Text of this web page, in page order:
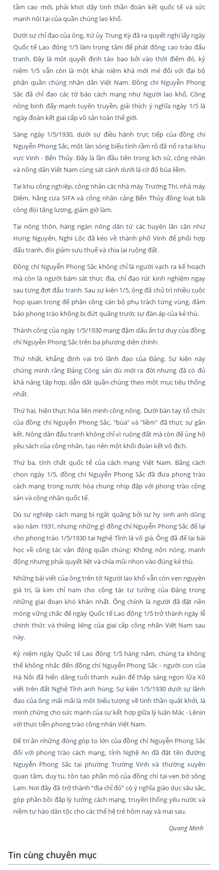
tầm cao mới, phải khơi dậy tinh thần đoàn kết quốc tế và sức
mạnh nội tại của quần chúng lao khổ.
Dưới sự chỉ đạo của ông, Xứ ủy Trung Kỳ đã ra quyết nghị lấy ngày
Quốc tế Lao động 1/5 làm trọng tâm để phát động cao trào đấu
tranh. Đây là một quyết định táo bạo bởi vào thời điểm đó, kỷ
niệm 1/5 vẫn còn là một khái niệm khá mới mẻ đối với đại bộ
phận quần chúng nhân dân Việt Nam. Đồng chí Nguyễn Phong
Sắc đã chỉ đạo các tờ báo cách mạng như Người lao khổ, Công
nông binh đẩy mạnh tuyên truyền, giải thích ý nghĩa ngày 1/5 là
ngày đoàn kết giai cấp vô sản toàn thế giới.
Sáng ngày 1/5/1930, dưới sự điều hành trực tiếp của đồng chí
Nguyễn Phong Sắc, một làn sóng biểu tình rầm rộ đã nổ ra tại khu
vực Vinh - Bến Thủy. Đây là lần đầu tiên trong lịch sử, công nhân
và nông dân Việt Nam cùng sát cánh dưới lá cờ đỏ búa liềm.
Tại khu công nghiệp, công nhân các nhà máy Trường Thi, nhà máy
Diêm, hãng cưa SIFA và công nhân cảng Bến Thủy đồng loạt bãi
công đòi tăng lương, giảm giờ làm.
Tại nông thôn, hàng ngàn nông dân từ các huyện lân cận như
Hưng Nguyên, Nghi Lộc đã kéo về thành phố Vinh để phối hợp
đấu tranh, đòi giảm sưu thuế và chia lại ruộng đất.
Đồng chí Nguyễn Phong Sắc không chỉ là người vạch ra kế hoạch
mà còn là người bám sát thực địa, chỉ đạo rút kinh nghiệm ngay
sau từng đợt đấu tranh. Sau sự kiện 1/5, ông đã chủ trì nhiều cuộc
họp quan trọng để phân công cán bộ phụ trách từng vùng, đảm
bảo phong trào không bị đứt quãng trước sự đàn áp của kẻ thù.
Thành công của ngày 1/5/1930 mang đậm dấu ấn tư duy của đồng
chí Nguyễn Phong Sắc trên ba phương diện chính:
Thứ nhất, khẳng định vai trò lãnh đạo của Đảng. Sự kiện này
chứng minh rằng Đảng Cộng sản dù mới ra đời nhưng đã có đủ
khả năng tập hợp, dẫn dắt quần chúng theo một mục tiêu thống
nhất.
Thứ hai, hiện thực hóa liên minh công nông. Dưới bàn tay tổ chức
của đồng chí Nguyễn Phong Sắc, "búa" và "liềm" đã thực sự gắn
kết. Nông dân đấu tranh không chỉ vì ruộng đất mà còn để ủng hộ
yêu sách của công nhân, tạo nên một khối đoàn kết vô địch.
Thứ ba, tính chất quốc tế của cách mạng Việt Nam. Bằng cách
chọn ngày 1/5, đồng chí Nguyễn Phong Sắc đã đưa phong trào
cách mạng trong nước hòa chung nhịp đập với phong trào cộng
sản và công nhân quốc tế.
Dù sự nghiệp cách mạng bị ngắt quãng bởi sự hy sinh anh dũng
vào năm 1931, nhưng những gì đồng chí Nguyễn Phong Sắc để lại
cho phong trào 1/5/1930 tại Nghệ Tĩnh là vô giá. Ông đã để lại bài
học về công tác vận động quần chúng: Không nôn nóng, manh
động nhưng phải quyết liệt và chỉa mũi nhọn vào đúng kẻ thù.
Những bài viết của ông trên tờ Người lao khổ vẫn còn vẹn nguyên
giá trị, là kim chỉ nam cho công tác tư tưởng của Đảng trong
những giai đoạn khó khăn nhất. Ông chính là người đã đặt nền
móng vững chắc để ngày Quốc tế Lao động 1/5 trở thành ngày lễ
chính thức và thiêng liêng của giai cấp công nhân Việt Nam sau
này.
Kỷ niệm ngày Quốc tế Lao động 1/5 hàng năm, chúng ta không
thể không nhắc đến đồng chí Nguyễn Phong Sắc - người con của
Hà Nội đã hiến dâng tuổi thanh xuân để thắp sáng ngọn lửa Xô
viết trên đất Nghệ Tĩnh anh hùng. Sự kiện 1/5/1930 dưới sự lãnh
đạo của ông mãi mãi là một biểu tượng về tinh thần quật khởi, là
minh chứng cho sức mạnh của sự kết hợp giữa lý luận Mác - Lênin
với thực tiễn phong trào công nhân Việt Nam.
Để tri ân những đóng góp to lớn của đồng chí Nguyễn Phong Sắc
đối với phong trào cách mạng, tỉnh Nghệ An đã đặt tên đường
Nguyễn Phong Sắc tại phường Trường Vinh và thường xuyên
quan tâm, duy tu, tôn tạo phần mộ của đồng chí tại ven bờ sông
Lam. Nơi đây đã trở thành “địa chỉ đỏ” có ý nghĩa giáo dục sâu sắc,
góp phần bồi đắp lý tưởng cách mạng, truyền thống yêu nước và
niềm tự hào dân tộc cho các thế hệ trẻ hôm nay và mai sau.
Quang Minh
Tin cùng chuyên mục